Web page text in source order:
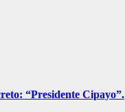
“Presidente Cipayo”.